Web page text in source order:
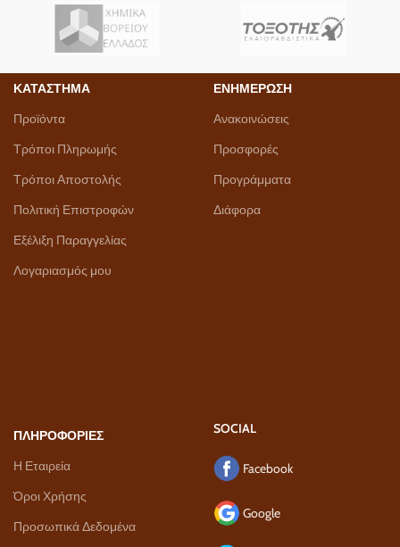
ΚΑΤΑΣΤΗΜΑ
Προϊόντα
Τρόποι Πληρωμής
Τρόποι Αποστολής
Πολιτική Επιστροφών
Εξέλιξη Παραγγελίας
Λογαριασμός μου
ΕΝΗΜΕΡΩΣΗ
Ανακοινώσεις
Προσφορές
Προγράμματα
Διάφορα
ΠΛΗΡΟΦΟΡΙΕΣ
Η Εταιρεία
Όροι Χρήσης
Προσωπικά Δεδομένα
SOCIAL
Facebook
Google